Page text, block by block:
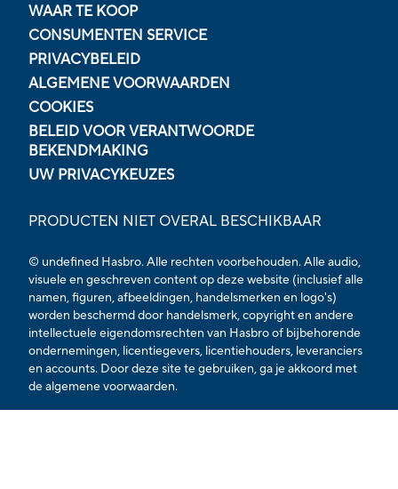
WAAR TE KOOP
CONSUMENTEN SERVICE
PRIVACYBELEID
ALGEMENE VOORWAARDEN
COOKIES
BELEID VOOR VERANTWOORDE
BEKENDMAKING
UW PRIVACYKEUZES
PRODUCTEN NIET OVERAL BESCHIKBAAR
© undefined Hasbro. Alle rechten voorbehouden. Alle audio,
visuele en geschreven content op deze website (inclusief alle
namen, figuren, afbeeldingen, handelsmerken en logo's)
worden beschermd door handelsmerk, copyright en andere
intellectuele eigendomsrechten van Hasbro of bijbehorende
ondernemingen, licentiegevers, licentiehouders, leveranciers
en accounts. Door deze site te gebruiken, ga je akkoord met
dealgemene voorwaarden.